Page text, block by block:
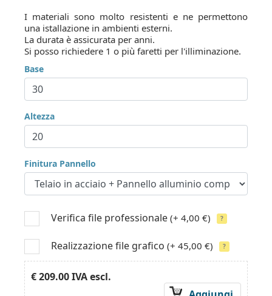
I materiali sono molto resistenti e ne permettono
una istallazione in ambienti esterni.
La durata è assicurata per anni.
Si posso richiedere 1 o più faretti per l'illiminazione.
Base
Altezza
Finitura Pannello
Verifica file professionale (+ 4,00 €) ?
Realizzazione file grafico (+ 45,00 €) ?
€ 209.00IVA escl.